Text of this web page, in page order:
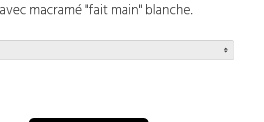
macramé "fait main" blanche.